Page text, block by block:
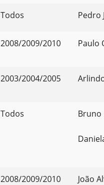
Todos Pedro
2008/2009/2010 Paulo
2003/2004/2005
Todos Bruno
2008/2009/2010 João